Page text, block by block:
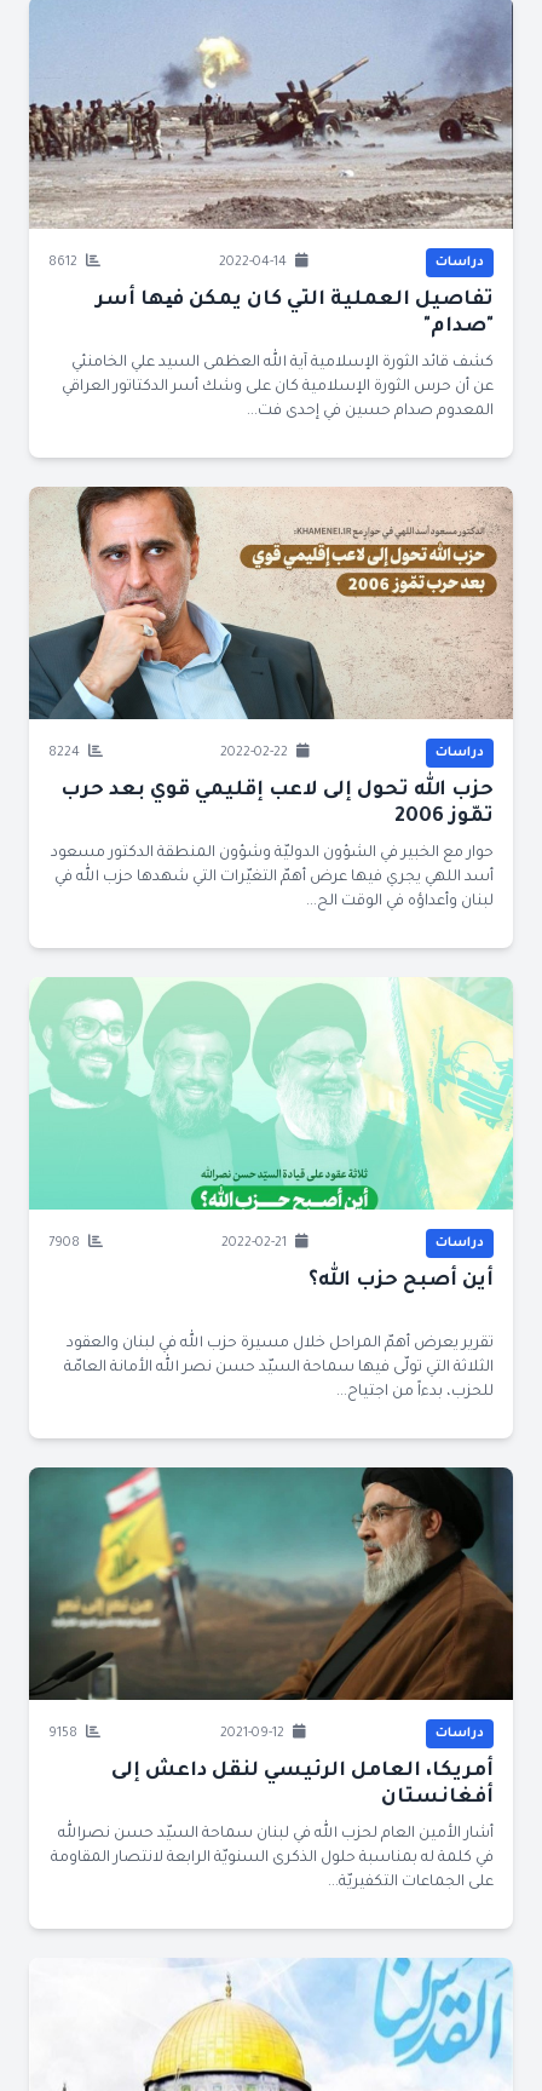
دراسات 2022-04-14
تفاصيل العملية التي كان يمكن فیها أسر
"صدام"
كشف قائد الثورة الإسلامية آية الله العظمى السيد علي الخامنئي
عن أن حرس الثورة الإسلامية كان على وشك أسر الدكتاتور العراقي
المعدوم صدام حسين في إحدى فت...
دراسات
حزب الله تحول إلى لاعب إقليمي قوي بعد حرب
تمّوز 2006
حوار مع الخبير في الشؤون الدوليّة وشؤون المنطقة الدكتور مسعود
أسد اللهي يجري فيها عرض أهمّ التغيّرات التي شهدها حزب الله في
لبنان وأعداؤه في الوقت الح...
دراسات
أين أصبح حزب الله؟
تقرير يعرض أهمّ المراحل خلال مسيرة حزب الله في لبنان والعقود
الثلاثة التي تولّى فيها سماحة السيّد حسن نصر الله الأمانة العامّة
للحزب، بدءاً من اجتياح...
دراسات
أمريكا، العامل الرئيسي لنقل داعش إلى
أفغانستان
أشار الأمين العام لحزب الله في لبنان سماحة السيّد حسن نصرالله
في كلمة له بمناسبة حلول الذكرى السنويّة الرابعة لانتصار المقاومة
على الجماعات التكفيريّة...